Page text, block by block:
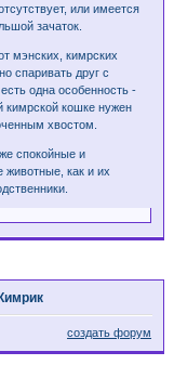
или имеется
зачаток.
мэнских, кимрских
спаривать друг с
одна особенность -
кимрской кошке нужен
хвостом.
спокойные и
как и их
Кимрик
создать форум